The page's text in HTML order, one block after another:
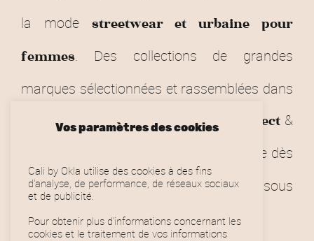
la mode
streetwear et urbaine pour
femmes. Des collections de grandes
marques sélectionnées et rassemblées dans
notre store Toulousain. Click and Collect&
dans toute la France (gratuite dès
90€).Retours & remboursements
sous
conditions.
Vos paramètres des cookies
Cali by Okla utilise des cookies à des fins
d'analyse, de performance, de réseaux sociaux
et de publicité.
Pour obtenir plus d’informations concernant les
cookies et le traitement de vos informations